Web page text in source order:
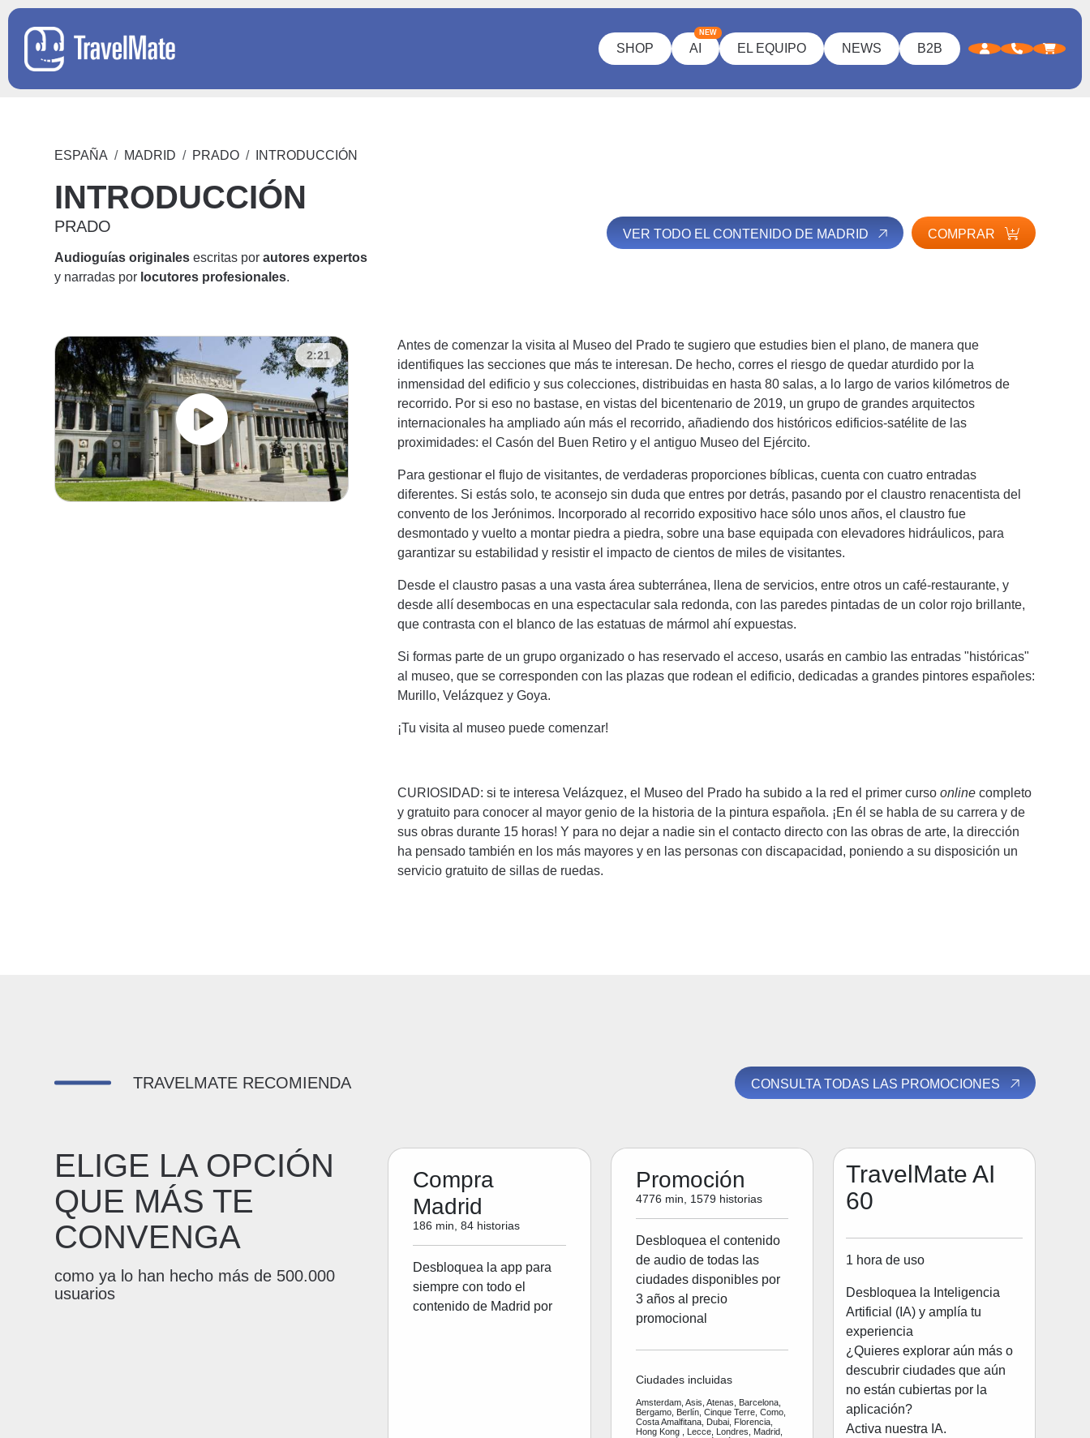
SHOP AI
NEW
EL EQUIPO NEWS B2B
ESPAÑA MADRID PRADO INTRODUCCIÓN
INTRODUCCIÓN
PRADO
Audioguías originales escritas porautores expertos
y narradas por locutores profesionales.
VER TODO EL CONTENIDO DE MADRID COMPRAR
2:21
Antes de comenzar la visita al Museo del Prado te sugiero que estudies bien el plano, de manera que
identifiques las secciones que más te interesan. De hecho, corres el riesgo de quedar aturdido por la
inmensidad del edificio y sus colecciones, distribuidas en hasta 80 salas, a lo largo de varios kilómetros de
recorrido. Por si eso no bastase, en vistas del bicentenario de 2019, un grupo de grandes arquitectos
internacionales ha ampliado aún más el recorrido, añadiendo dos históricos edificios-satélite de las
proximidades: el Casón del Buen Retiro y el antiguo Museo del Ejército.
Para gestionar el flujo de visitantes, de verdaderas proporciones bíblicas, cuenta con cuatro entradas
diferentes. Si estás solo, te aconsejo sin duda que entres por detrás, pasando por el claustro renacentista del
convento de los Jerónimos. Incorporado al recorrido expositivo hace sólo unos años, el claustro fue
desmontado y vuelto a montar piedra a piedra, sobre una base equipada con elevadores hidráulicos, para
garantizar su estabilidad y resistir el impacto de cientos de miles de visitantes.
Desde el claustro pasas a una vasta área subterránea, llena de servicios, entre otros un café-restaurante, y
desde allí desembocas en una espectacular sala redonda, con las paredes pintadas de un color rojo brillante,
que contrasta con el blanco de las estatuas de mármol ahí expuestas.
Si formas parte de un grupo organizado o has reservado el acceso, usarás en cambio las entradas "históricas"
al museo, que se corresponden con las plazas que rodean el edificio, dedicadas a grandes pintores españoles:
Murillo, Velázquez y Goya.
¡Tu visita al museo puede comenzar!
CURIOSIDAD: si te interesa Velázquez, el Museo del Prado ha subido a la red el primer cursoonline completo
y gratuito para conocer al mayor genio de la historia de la pintura española. ¡En él se habla de su carrera y de
sus obras durante 15 horas! Y para no dejar a nadie sin el contacto directo con las obras de arte, la dirección
ha pensado también en los más mayores y en las personas con discapacidad, poniendo a su disposición un
servicio gratuito de sillas de ruedas.
TRAVELMATE RECOMIENDA CONSULTA TODAS LAS PROMOCIONES
ELIGE LA OPCIÓN
QUE MÁS TE
CONVENGA
como ya lo han hecho más de 500.000
usuarios
Compra
Madrid
186 min, 84 historias
Desbloquea la app para
siempre con todo el
contenido de Madrid por
Promoción
4776 min, 1579 historias
Desbloquea el contenido
de audio de todas las
ciudades disponibles por
3 años al precio
promocional
Ciudades incluidas
Amsterdam, Asis, Atenas, Barcelona,
Bergamo, Berlín, Cinque Terre, Como,
Costa Amalfitana, Dubai, Florencia,
Hong Kong , Lecce, Londres, Madrid,
TravelMate AI
60
1 hora de uso
Desbloquea la Inteligencia
Artificial (IA) y amplía tu
experiencia
¿Quieres explorar aún más o
descubrir ciudades que aún
no están cubiertas por la
aplicación?
Activa nuestra IA.